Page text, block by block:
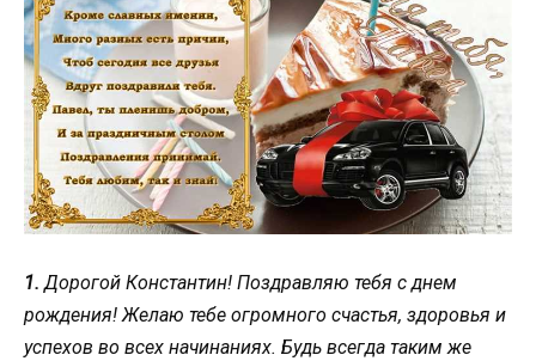
1. Дорогой Константин! Поздравляю тебя с днем
рождения! Желаю тебе огромного счастья, здоровья и
успехов во всех начинаниях. Будь всегда таким же